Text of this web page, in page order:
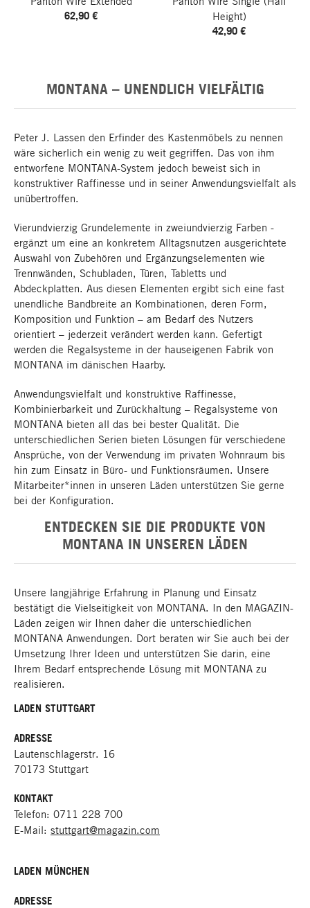
62,90 €
Height)
42,90 €
MONTANA – UNENDLICH VIELFÄLTIG
Peter J. Lassen den Erfinder des Kastenmöbels zu nennen
wäre sicherlich ein wenig zu weit gegriffen. Das von ihm
entworfene MONTANA-System jedoch beweist sich in
konstruktiver Raffinesse und in seiner Anwendungsvielfalt als
unübertroffen.
Vierundvierzig Grundelemente in zweiundvierzig Farben -
ergänzt um eine an konkretem Alltagsnutzen ausgerichtete
Auswahl von Zubehören und Ergänzungselementen wie
Trennwänden, Schubladen, Türen, Tabletts und
Abdeckplatten. Aus diesen Elementen ergibt sich eine fast
unendliche Bandbreite an Kombinationen, deren Form,
Komposition und Funktion – am Bedarf des Nutzers
orientiert – jederzeit verändert werden kann. Gefertigt
werden die Regalsysteme in der hauseigenen Fabrik von
MONTANA im dänischen Haarby.
Anwendungsvielfalt und konstruktive Raffinesse,
Kombinierbarkeit und Zurückhaltung – Regalsysteme von
MONTANA bieten all das bei bester Qualität. Die
unterschiedlichen Serien bieten Lösungen für verschiedene
Ansprüche, von der Verwendung im privaten Wohnraum bis
hin zum Einsatz in Büro- und Funktionsräumen. Unsere
Mitarbeiter*innen in unseren Läden unterstützen Sie gerne
bei der Konfiguration.
ENTDECKEN SIE DIE PRODUKTE VON
MONTANA IN UNSEREN LÄDEN
Unsere langjährige Erfahrung in Planung und Einsatz
bestätigt die Vielseitigkeit von MONTANA. In den MAGAZIN-
Läden zeigen wir Ihnen daher die unterschiedlichen
MONTANA Anwendungen. Dort beraten wir Sie auch bei der
Umsetzung Ihrer Ideen und unterstützen Sie darin, eine
Ihrem Bedarf entsprechende Lösung mit MONTANA zu
realisieren.
LADEN STUTTGART
ADRESSE
Lautenschlagerstr. 16
70173 Stuttgart
KONTAKT
Telefon: 0711 228 700
E-Mail: stuttgart@magazin.com
LADEN MÜNCHEN
ADRESSE